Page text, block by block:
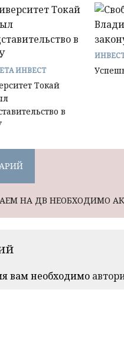
ИНВЕСТ
Токай
в
НА ДВ НЕОБХОДИМО
вам необходимо